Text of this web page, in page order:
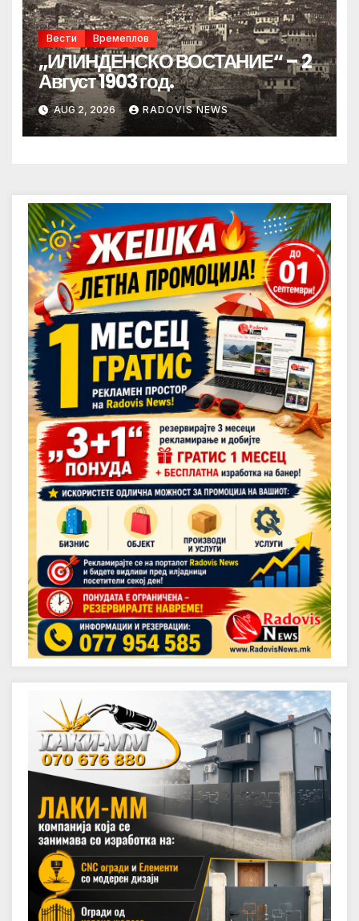
Вести Времеплов
„ИЛИНДЕНСКО ВОСТАНИЕ“ – 2
Август 1903 год.
AUG 2, 2026 RADOVIS NEWS